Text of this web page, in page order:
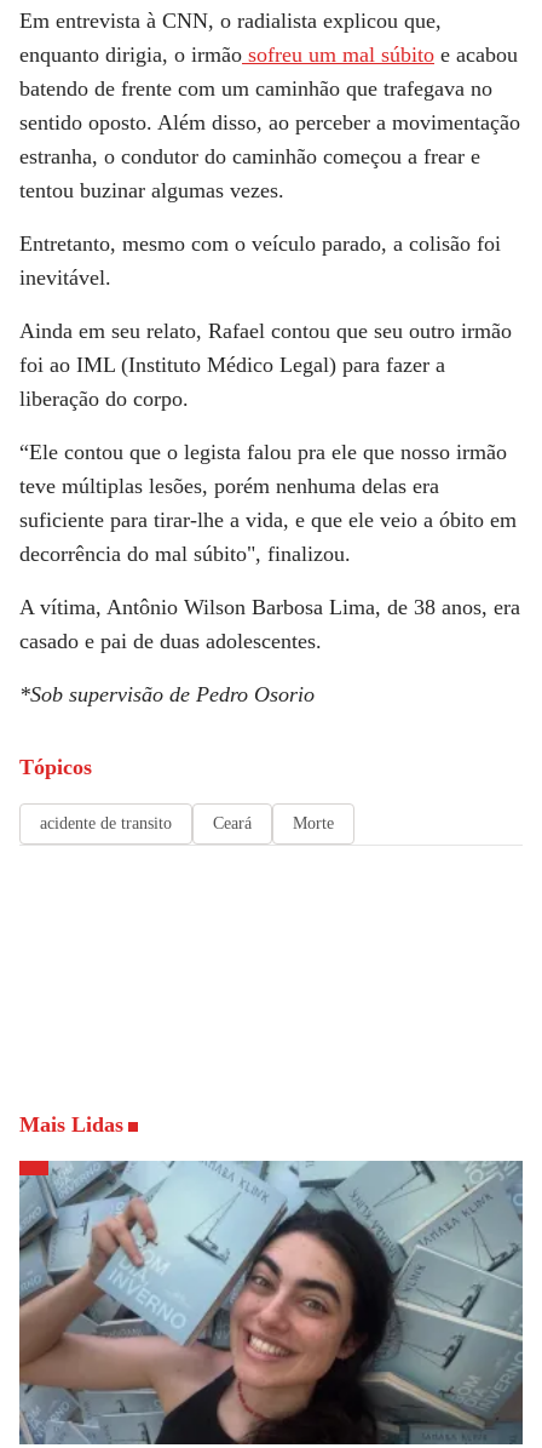
Em entrevista à CNN, o radialista explicou que,
enquanto dirigia, o irmão sofreu um mal súbito e acabou
batendo de frente com um caminhão que trafegava no
sentido oposto. Além disso, ao perceber a movimentação
estranha, o condutor do caminhão começou a frear e
tentou buzinar algumas vezes.
Entretanto, mesmo com o veículo parado, a colisão foi
inevitável.
Ainda em seu relato, Rafael contou que seu outro irmão
foi ao IML (Instituto Médico Legal) para fazer a
liberação do corpo.
“Ele contou que o legista falou pra ele que nosso irmão
teve múltiplas lesões, porém nenhuma delas era
suficiente para tirar-lhe a vida, e que ele veio a óbito em
decorrência do mal súbito", finalizou.
A vítima, Antônio Wilson Barbosa Lima, de 38 anos, era
casado e pai de duas adolescentes.
*Sob supervisão de Pedro Osorio
Tópicos
acidente de transito Ceará Morte
Mais Lidas